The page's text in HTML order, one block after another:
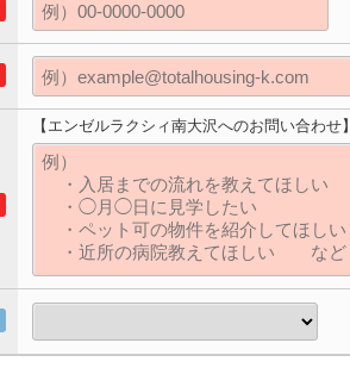
【エンゼルラクシィ南大沢へのお問い合わせ】